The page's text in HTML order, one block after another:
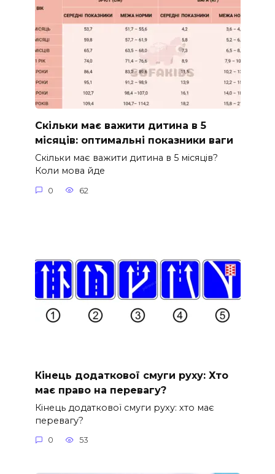
Скільки має важити дитина в 5
місяців: оптимальні показники ваги
Скільки має важити дитина в 5 місяців?
Коли мова йде
0 62
Кінець додаткової смуги руху: Хто
має право на перевагу?
Кінець додаткової смуги руху: хто має
перевагу?
0 53